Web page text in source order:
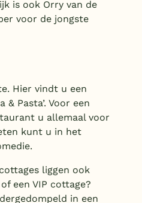
is ook Orry van de
voor de jongste
Hier vindt u een
Pasta’. Voor een
u allemaal voor
kunt u in het
liggen ook
een VIP cottage?
in een